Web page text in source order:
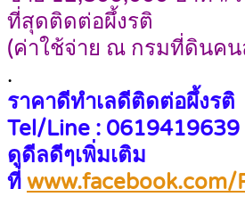
ที่สุดติดต่อผึ้งรติ
(ค่าใช้จ่าย ณ กรมที่ดินคน
.
ราคาดีทำเลดีติดต่อผึ้งรติ
Tel/Line : 0619419639
ดูดีลดีๆเพิ่มเติม
ที่